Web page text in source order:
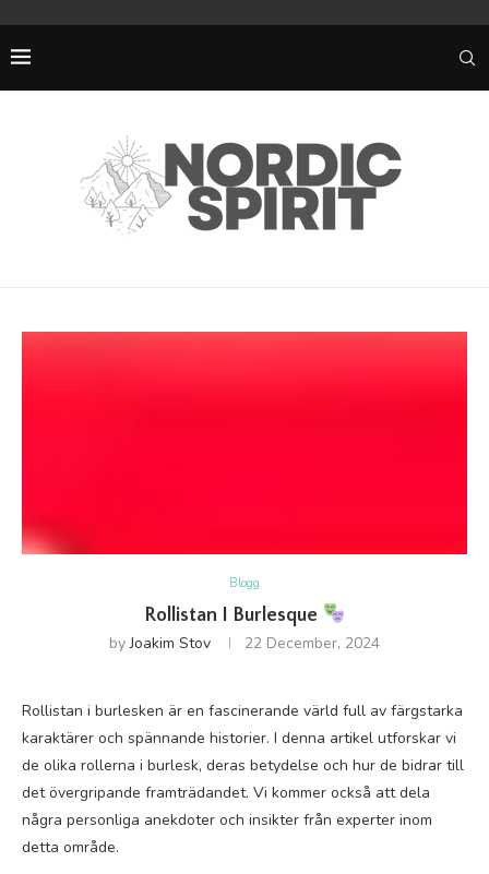
Blogg
Rollistan I Burlesque
byJoakim Stov 22 December, 2024
Rollistan i burlesken är en fascinerande värld full av färgstarka
karaktärer och spännande historier. I denna artikel utforskar vi
de olika rollerna i burlesk, deras betydelse och hur de bidrar till
det övergripande framträdandet. Vi kommer också att dela
några personliga anekdoter och insikter från experter inom
detta område.